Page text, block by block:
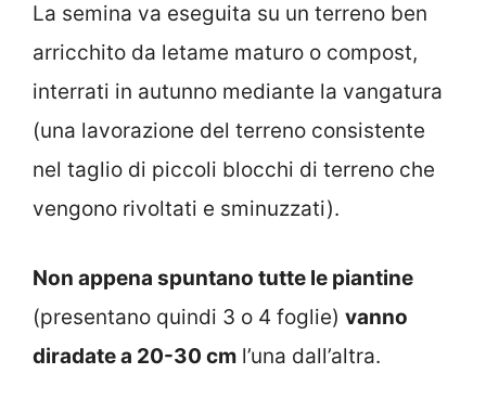
La semina va eseguita su un terreno ben
arricchito da letame maturo o compost,
interrati in autunno mediante la vangatura
(una lavorazione del terreno consistente
nel taglio di piccoli blocchi di terreno che
vengono rivoltati e sminuzzati).
Non appena spuntano tutte le piantine
(presentano quindi 3 o 4 foglie) vanno
diradate a 20-30 cm l’una dall’altra.